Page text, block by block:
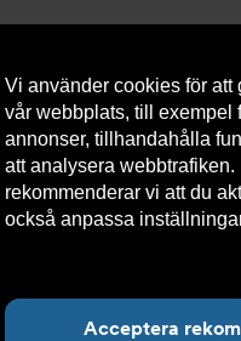
Vi använder cookies för
vår webbplats, till exempel
annonser, tillhandahålla
att analysera
rekommenderar vi att du
också anpassa
Acceptera
Om Armatec